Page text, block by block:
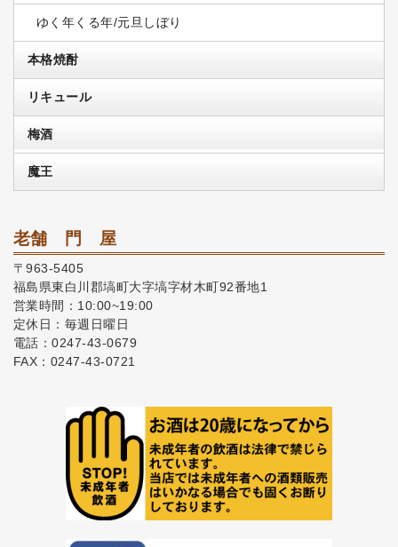
ゆく年くる年/元旦しぼり
本格焼酎
リキュール
梅酒
魔王
老舗 門 屋
〒963-5405
福島県東白川郡塙町大字塙字材木町92番地1
営業時間：10:00~19:00
定休日：毎週日曜日
電話：0247-43-0679
FAX：0247-43-0721